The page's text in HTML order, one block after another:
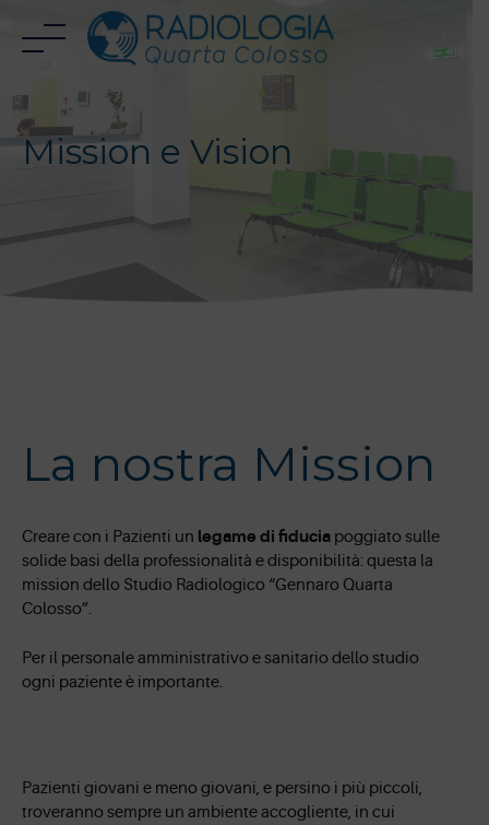
content
Mission e Vision
La nostra Mission
Creare con i Pazienti un legame di fiducia poggiato sulle
solide basi della professionalità e disponibilità: questa la
mission dello Studio Radiologico “Gennaro Quarta
Colosso”.
Per il personale amministrativo e sanitario dello studio
ogni paziente è importante.
Pazienti giovani e meno giovani, e persino i più piccoli,
troveranno sempre un ambiente accogliente, in cui